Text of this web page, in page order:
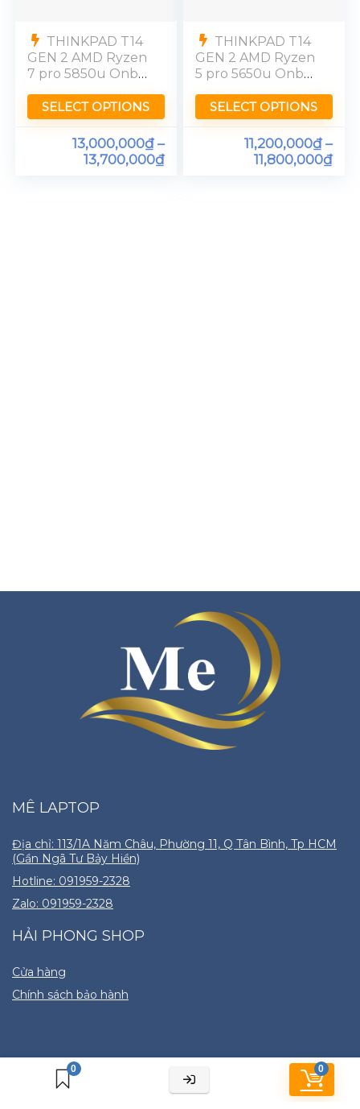
0 0
THINKPAD T14
GEN 2 AMD Ryzen
7 pro 5850u Onbo
SELECT OPTIONS
13,000,000₫–
13,700,000₫
THINKPAD T14
GEN 2 AMD Ryzen
5 pro 5650u Onbo
SELECT OPTIONS
11,200,000₫–
11,800,000₫
MÊ LAPTOP
Địa chỉ: 113/1A Năm Châu, Phường 11, Q Tân Bình, Tp HCM
(Gần Ngã Tư Bảy Hiền)
Hotline: 091959-2328
Zalo: 091959-2328
HẢI PHONG SHOP
Cửa hàng
Chính sách bảo hành